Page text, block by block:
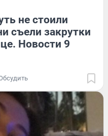
не стоили
съели закрутки
Новости 9